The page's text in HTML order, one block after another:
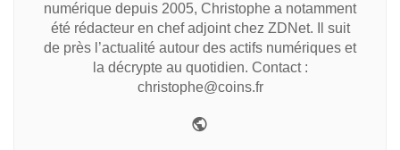
numérique depuis 2005, Christophe a notamment
été rédacteur en chef adjoint chez ZDNet. Il suit
de près l’actualité autour des actifs numériques et
la décrypte au quotidien. Contact :
christophe@coins.fr